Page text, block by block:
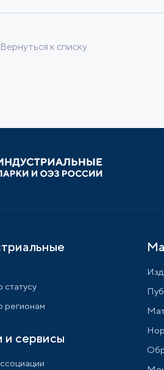
Вернуться к списку
статусу
регионам
и сервисы